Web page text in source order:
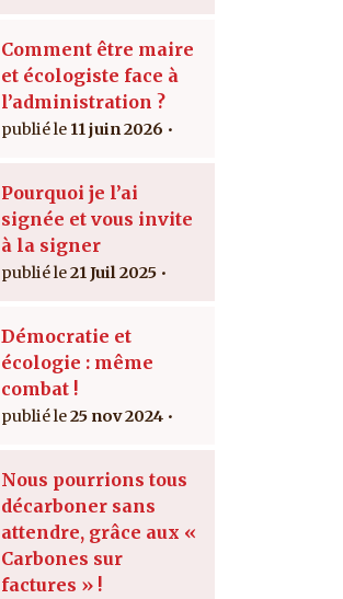
Comment être maire
et écologiste face à
l’administration ?
11 juin 2026
Pourquoi je l’ai
signée et vous invite
à la signer
21 Juil 2025
Démocratie et
écologie : même
combat !
25 nov 2024
Nous pourrions tous
décarboner sans
attendre, grâce aux «
Carbones sur
factures » !